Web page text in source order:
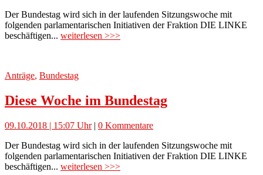
Der Bundestag wird sich in der laufenden Sitzungswoche mit
folgenden parlamentarischen Initiativen der Fraktion DIE LINKE
beschäftigen... weiterlesen >>>
Anträge, Bundestag
Diese Woche im Bundestag
09.10.2018 | 15:07 Uhr| 0 Kommentare
Der Bundestag wird sich in der laufenden Sitzungswoche mit
folgenden parlamentarischen Initiativen der Fraktion DIE LINKE
beschäftigen... weiterlesen >>>